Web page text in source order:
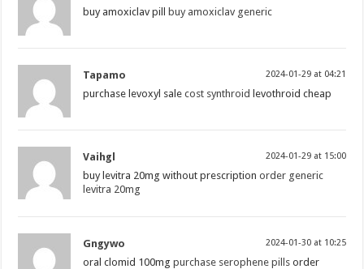
buy amoxiclav pill buy amoxiclav generic
Tapamo 2024-01-29 at 04:21
purchase levoxyl salecost synthroid levothroid cheap
Vaihgl 2024-01-29 at 15:00
buy levitra 20mg without prescriptionorder generic
levitra 20mg
Gngywo 2024-01-30 at 10:25
oral clomid 100mgpurchase serophene pills order